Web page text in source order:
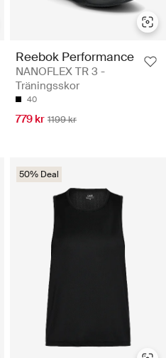
Reebok Performance
NANOFLEX TR 3 -
Träningsskor
40
779 kr 1199 kr
50% Deal